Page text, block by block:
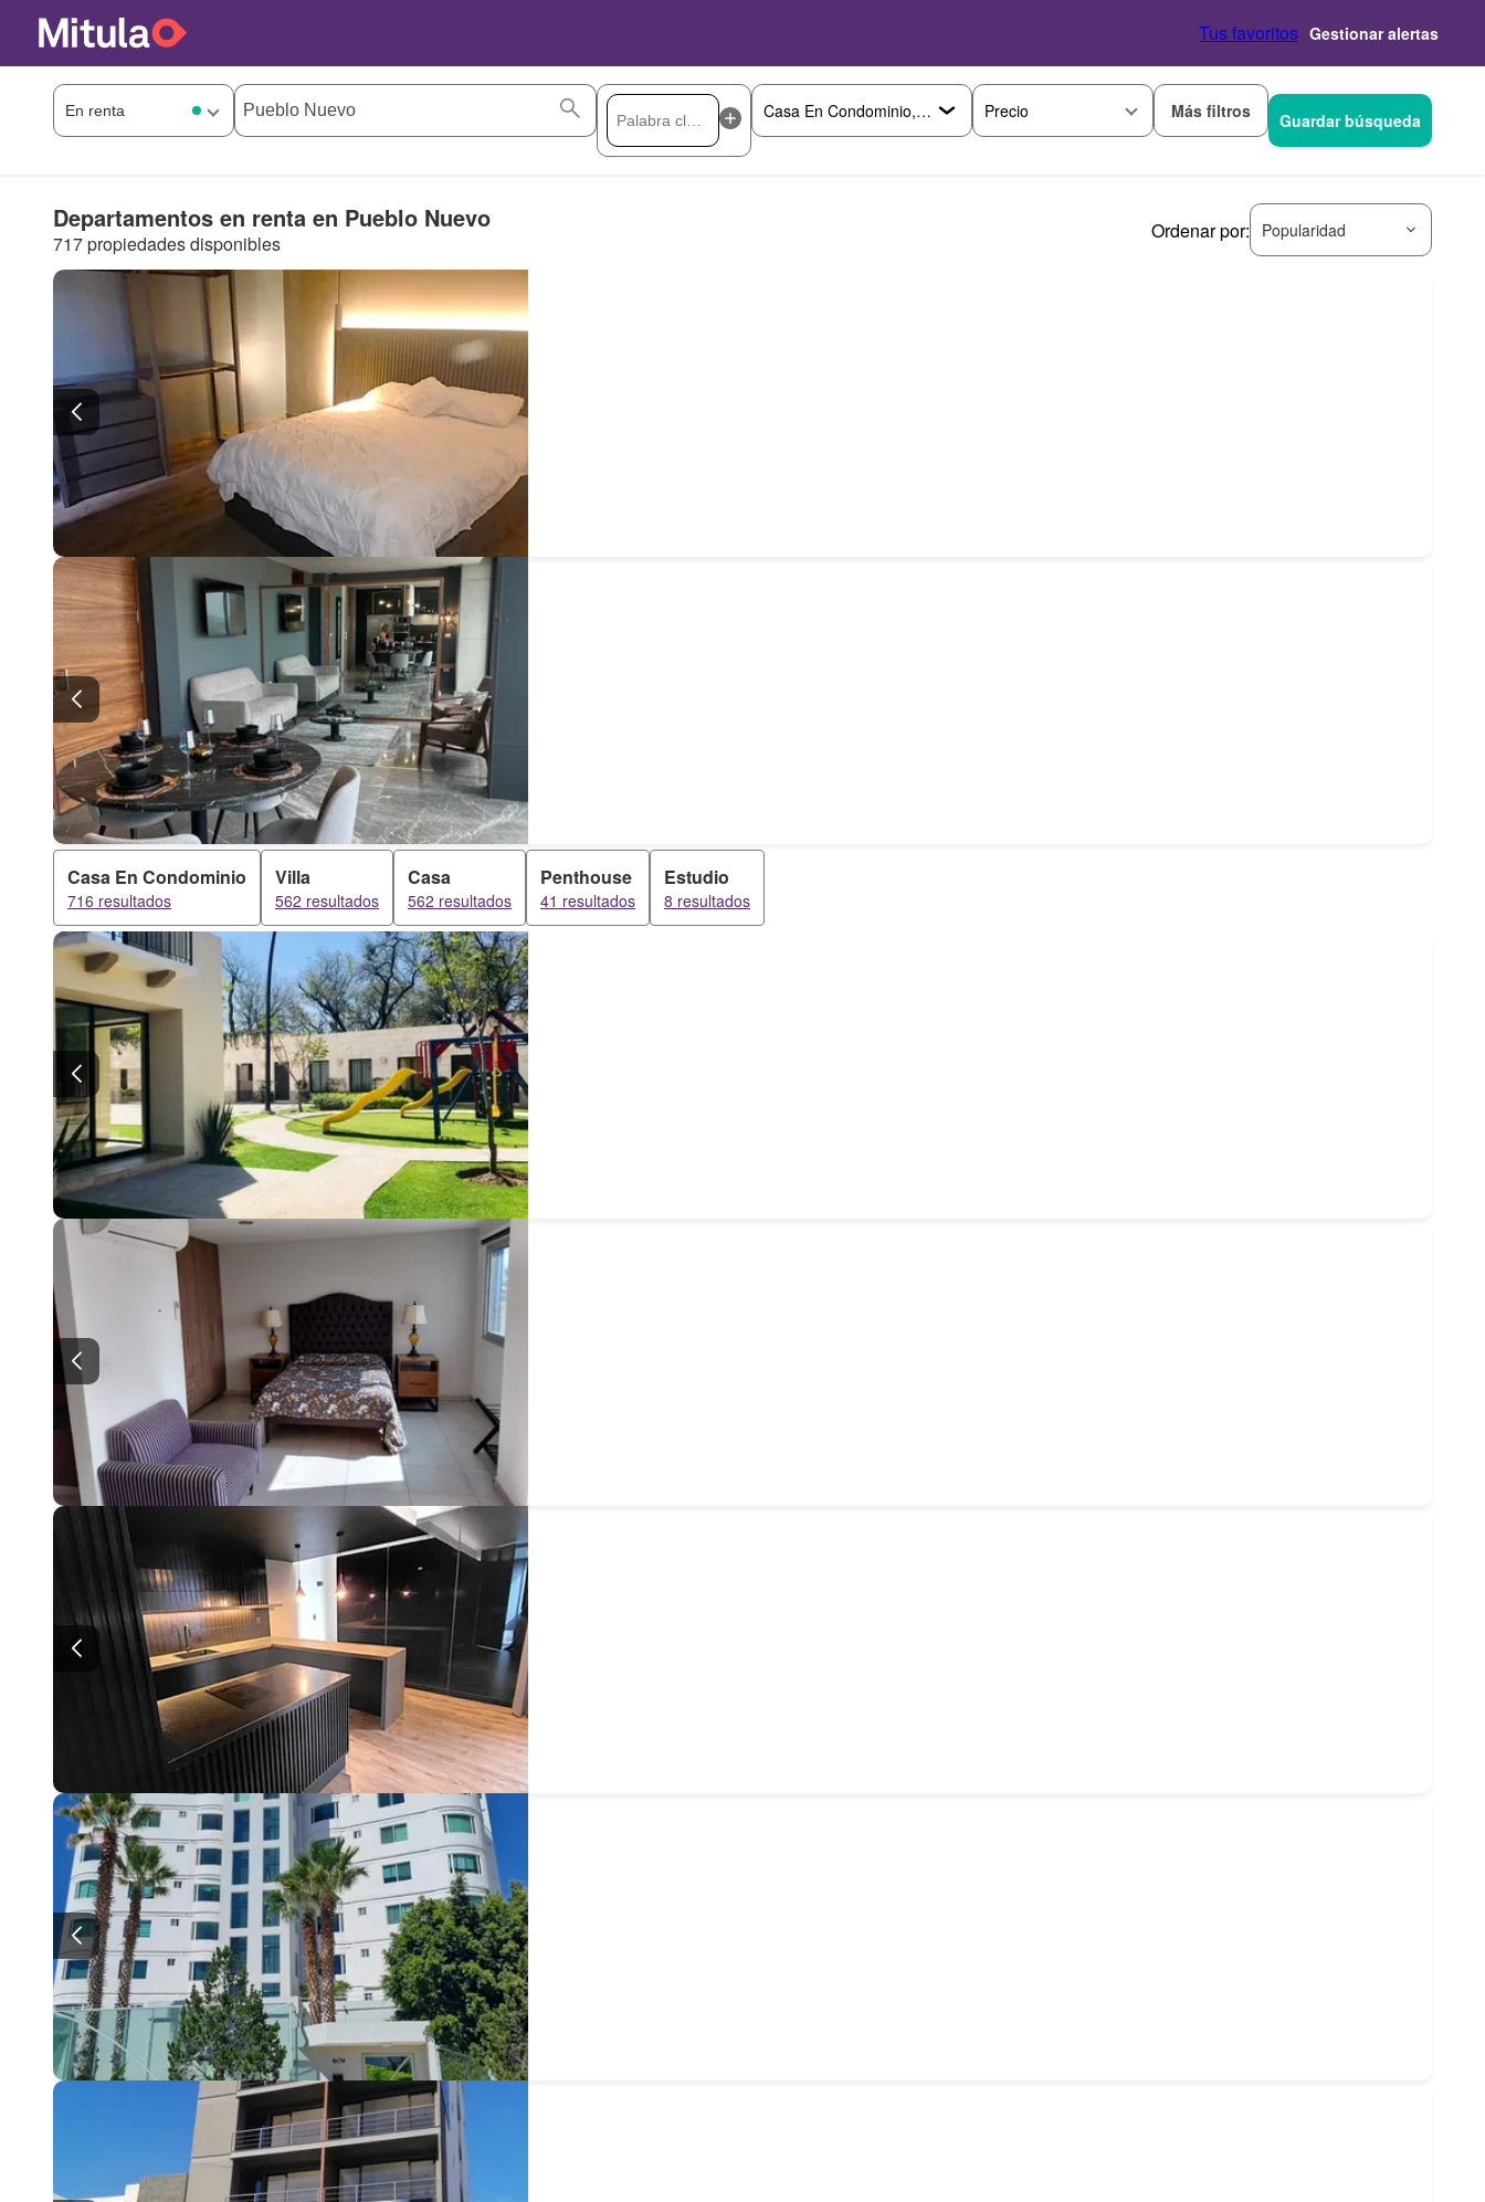
Tus favoritos Gestionar alertas
Precio Más filtros Guardar búsqueda
Departamentos en renta en Pueblo Nuevo
717 propiedades disponibles
Ordenar por: Popularidad
Casa En Condominio
716 resultados
Villa
562 resultados
Casa
562 resultados
Penthouse
41 resultados
Estudio
8 resultados